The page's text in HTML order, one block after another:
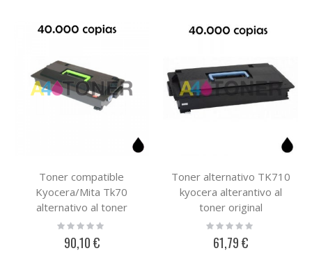
Toner compatible
Kyocera/Mita Tk70
alternativo al toner
original Kyocera/Mita
370AC010
Rating:
90,10 €
Toner alternativo TK710
kyocera alterantivo al
toner original
1T02G10EU
Rating:
61,79 €